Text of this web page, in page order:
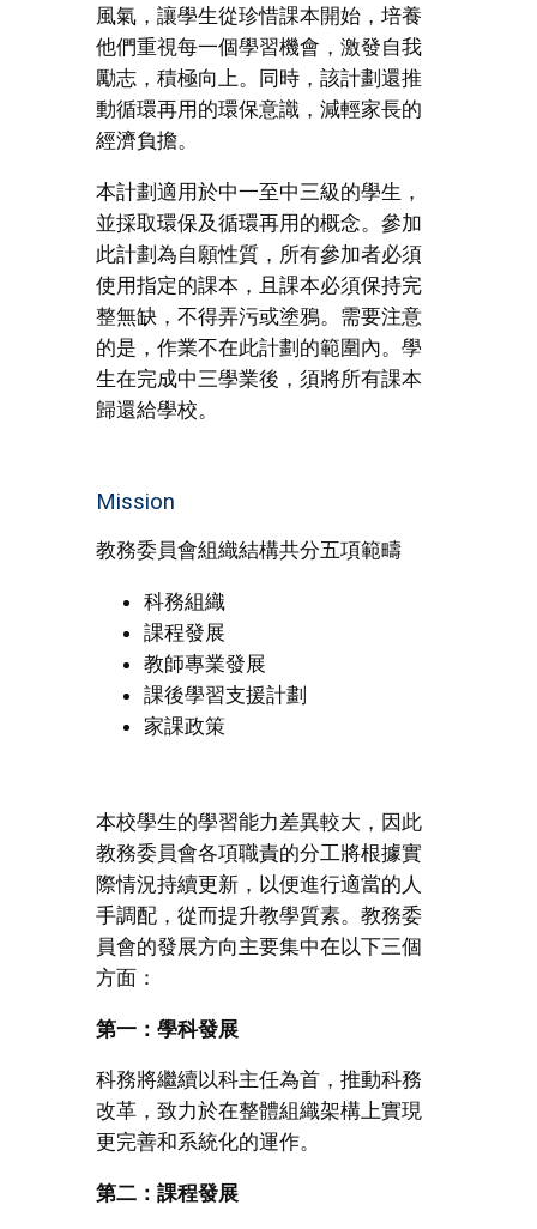
風氣，讓學生從珍惜課本開始，培養
他們重視每一個學習機會，激發自我
勵志，積極向上。同時，該計劃還推
動循環再用的環保意識，減輕家長的
經濟負擔。
本計劃適用於中一至中三級的學生，
並採取環保及循環再用的概念。參加
此計劃為自願性質，所有參加者必須
使用指定的課本，且課本必須保持完
整無缺，不得弄污或塗鴉。需要注意
的是，作業不在此計劃的範圍內。學
生在完成中三學業後，須將所有課本
歸還給學校。
Mission
教務委員會組織結構共分五項範疇
科務組織
課程發展
教師專業發展
課後學習支援計劃
家課政策
本校學生的學習能力差異較大，因此
教務委員會各項職責的分工將根據實
際情況持續更新，以便進行適當的人
手調配，從而提升教學質素。教務委
員會的發展方向主要集中在以下三個
方面：
第一：學科發展
科務將繼續以科主任為首，推動科務
改革，致力於在整體組織架構上實現
更完善和系統化的運作。
第二：課程發展